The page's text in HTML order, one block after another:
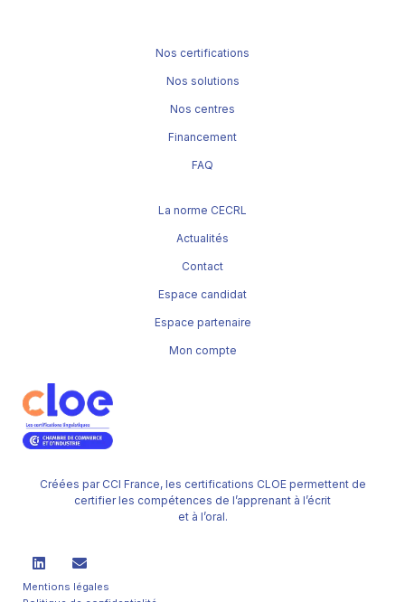
Créées par CCI France, les certifications CLOE permettent de
certifier les compétences de l’apprenant à l’écrit
et à l’oral.
Mentions légales
Nos certifications
Nos solutions
Nos centres
Financement
FAQ
La norme CECRL
Actualités
Contact
Espace candidat
Espace partenaire
Mon compte